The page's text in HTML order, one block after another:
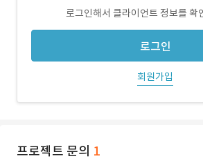
로그인해서 클라이언트 정보를 확
로그인
회원가입
프로젝트 문의 1